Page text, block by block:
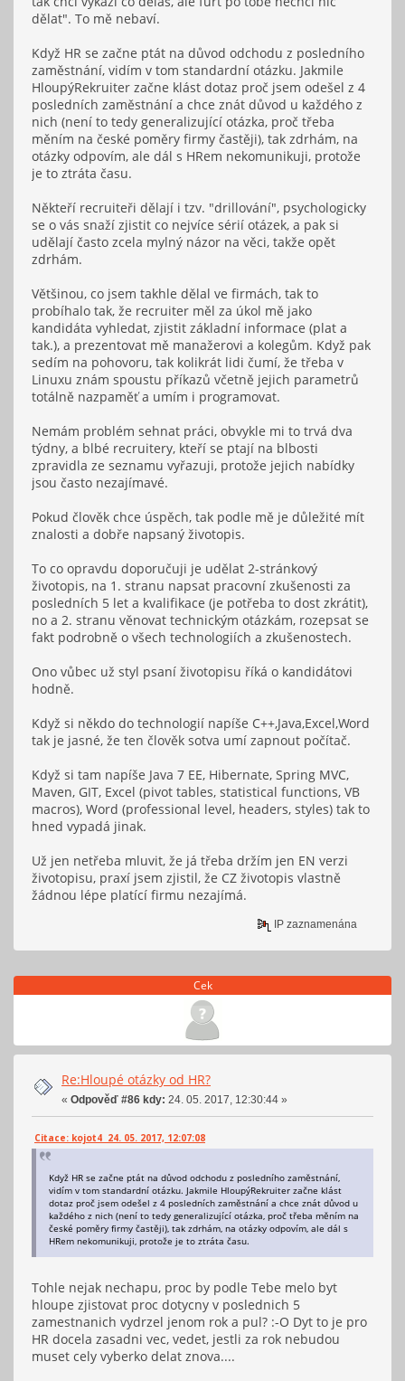
dělat". To mě nebaví.
Když HR se začne ptát na důvod odchodu z posledního
zaměstnání, vidím v tom standardní otázku. Jakmile
HloupýRekruiter začne klást dotaz proč jsem odešel z 4
posledních zaměstnání a chce znát důvod u každého z
nich (není to tedy generalizující otázka, proč třeba
měním na české poměry firmy častěji), tak zdrhám, na
otázky odpovím, ale dál s HRem nekomunikuji, protože
je to ztráta času.
Někteří recruiteři dělají i tzv. "drillování", psychologicky
se o vás snaží zjistit co nejvíce sérií otázek, a pak si
udělají často zcela mylný názor na věci, takže opět
zdrhám.
Většinou, co jsem takhle dělal ve firmách, tak to
probíhalo tak, že recruiter měl za úkol mě jako
kandidáta vyhledat, zjistit základní informace (plat a
tak.), a prezentovat mě manažerovi a kolegům. Když pak
sedím na pohovoru, tak kolikrát lidi čumí, že třeba v
Linuxu znám spoustu příkazů včetně jejich parametrů
totálně nazpaměť a umím i programovat.
Nemám problém sehnat práci, obvykle mi to trvá dva
týdny, a blbé recruitery, kteří se ptají na blbosti
zpravidla ze seznamu vyřazuji, protože jejich nabídky
jsou často nezajímavé.
Pokud člověk chce úspěch, tak podle mě je důležité mít
znalosti a dobře napsaný životopis.
To co opravdu doporučuji je udělat 2-stránkový
životopis, na 1. stranu napsat pracovní zkušenosti za
posledních 5 let a kvalifikace (je potřeba to dost zkrátit),
no a 2. stranu věnovat technickým otázkám, rozepsat se
fakt podrobně o všech technologiích a zkušenostech.
Ono vůbec už styl psaní životopisu říká o kandidátovi
hodně.
Když si někdo do technologií napíše C++,Java,Excel,Word
tak je jasné, že ten člověk sotva umí zapnout počítač.
Když si tam napíše Java 7 EE, Hibernate, Spring MVC,
Maven, GIT, Excel (pivot tables, statistical functions, VB
macros), Word (professional level, headers, styles) tak to
hned vypadá jinak.
Už jen netřeba mluvit, že já třeba držím jen EN verzi
životopisu, praxí jsem zjistil, že CZ životopis vlastně
žádnou lépe platící firmu nezajímá.
IP zaznamenána
Cek
Re:Hloupé otázky od HR?
« Odpověď #86 kdy: 24. 05. 2017, 12:30:44 »
Citace: kojot4 24. 05. 2017, 12:07:08
Když HR se začne ptát na důvod odchodu z posledního zaměstnání,
vidím v tom standardní otázku. Jakmile HloupýRekruiter začne klást
dotaz proč jsem odešel z 4 posledních zaměstnání a chce znát důvod u
každého z nich (není to tedy generalizující otázka, proč třeba měním na
české poměry firmy častěji), tak zdrhám, na otázky odpovím, ale dál s
HRem nekomunikuji, protože je to ztráta času.
Tohle nejak nechapu, proc by podle Tebe melo byt
hloupe zjistovat proc dotycny v poslednich 5
zamestnanich vydrzel jenom rok a pul? :-O Dyt to je pro
HR docela zasadni vec, vedet, jestli za rok nebudou
muset cely vyberko delat znova....